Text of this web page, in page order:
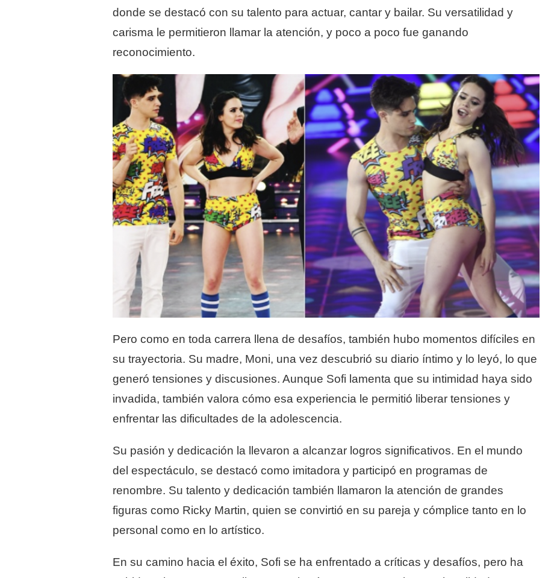
donde se destacó con su talento para actuar, cantar y bailar. Su versatilidad y
carisma le permitieron llamar la atención, y poco a poco fue ganando
reconocimiento.
Pero como en toda carrera llena de desafíos, también hubo momentos difíciles en
su trayectoria. Su madre, Moni, una vez descubrió su diario íntimo y lo leyó, lo que
generó tensiones y discusiones. Aunque Sofi lamenta que su intimidad haya sido
invadida, también valora cómo esa experiencia le permitió liberar tensiones y
enfrentar las dificultades de la adolescencia.
Su pasión y dedicación la llevaron a alcanzar logros significativos. En el mundo
del espectáculo, se destacó como imitadora y participó en programas de
renombre. Su talento y dedicación también llamaron la atención de grandes
figuras como Ricky Martin, quien se convirtió en su pareja y cómplice tanto en lo
personal como en lo artístico.
En su camino hacia el éxito, Sofi se ha enfrentado a críticas y desafíos, pero ha